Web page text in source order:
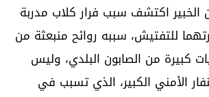
الخبير اكتشف سبب فرار كلاب مدربة
للتفتيش، سببه روائح منبعثة من
كبيرة من الصابون البلدي، وليس
الأمني الكبير، الذي تسبب في